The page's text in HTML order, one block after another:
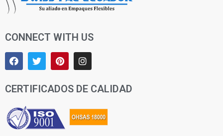
CONNECT WITH US
CERTIFICADOS DE CALIDAD